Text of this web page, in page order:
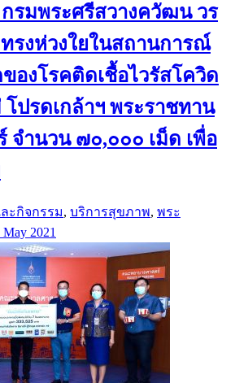
กรมพระศรีสวางควัฒน วร
รงห่วงใยในสถานการณ์
องโรคติดเชื้อไวรัสโควิด
ปรดเกล้าฯ พระราชทาน
จำนวน ๗๐,๐๐๐ เม็ด เพื่อ
ะกิจกรรม, บริการสุขภาพ, พระ
May 2021